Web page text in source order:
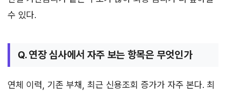
수 있다.
Q. 연장 심사에서 자주 보는 항목은 무엇인가
연체 이력, 기존 부채, 최근 신용조회 증가가 자주 본다. 최